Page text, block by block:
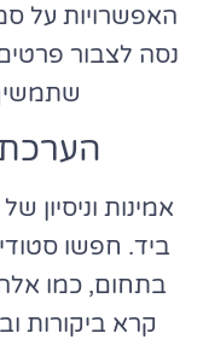
האפשרויות על
נסה לצבור
הערכת
אמינות וניסיון
ביד. חפשו
בתחום, כמו
קרא ביקורות